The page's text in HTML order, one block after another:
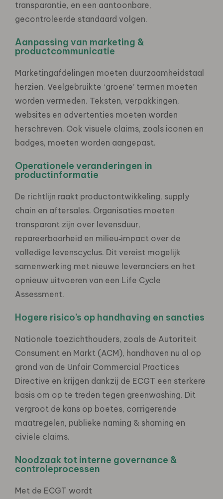
transparantie, en een aantoonbare,
gecontroleerde standaard volgen.
Aanpassing van marketing &
productcommunicatie
Marketingafdelingen moeten duurzaamheidstaal
herzien. Veelgebruikte ‘groene’ termen moeten
worden vermeden. Teksten, verpakkingen,
websites en advertenties moeten worden
herschreven. Ook visuele claims, zoals iconen en
badges, moeten worden aangepast.
Operationele veranderingen in
productinformatie
De richtlijn raakt productontwikkeling, supply
chain en aftersales. Organisaties moeten
transparant zijn over levensduur,
repareerbaarheid en milieu‑impact over de
volledige levenscyclus. Dit vereist mogelijk
samenwerking met nieuwe leveranciers en het
opnieuw uitvoeren van een Life Cycle
Assessment.
Hogere risico’s op handhaving en sancties
Nationale toezichthouders, zoals de Autoriteit
Consument en Markt (ACM), handhaven nu al op
grond van de Unfair Commercial Practices
Directive en krijgen dankzij de ECGT een sterkere
basis om op te treden tegen greenwashing. Dit
vergroot de kans op boetes, corrigerende
maatregelen, publieke naming & shaming en
civiele claims.
Noodzaak tot interne governance &
controleprocessen
Met de ECGT wordt